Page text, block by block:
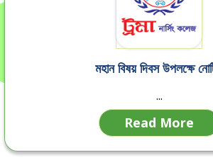
মহান বিষয় দিবস উপলক্ষে
...
Read More